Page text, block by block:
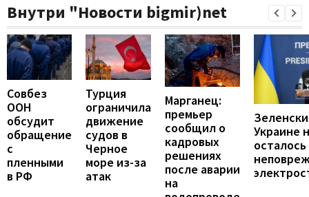
Внутри "Новости bigmir)net
Совбез
ООН
обсудит
обращение
с
пленными
в РФ
Турция
ограничила
движение
судов в
Черное
море из-за
атак
Марганец:
премьер
сообщил о
кадровых
решениях
после аварии
на
Украине
осталось